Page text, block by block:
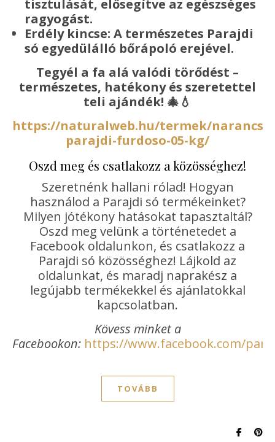
tisztulását, elősegítve az egészséges
ragyogást.
Erdély kincse: A természetes Parajdi
só egyedülálló bőrápoló erejével.
Tegyél a fa alá valódi törődést –
természetes, hatékony és szeretettel
teli ajándék! 🎄💧
https://naturalweb.hu/termek/
parajdi-furdoso-05-kg/
Oszd meg és csatlakozz a közösséghez!
Szeretnénk hallani rólad! Hogyan
használod a Parajdi só termékeinket?
Milyen jótékony hatásokat tapasztaltál?
Oszd meg velünk a történetedet a
Facebook oldalunkon, és csatlakozz a
Parajdi só közösséghez! Lájkold az
oldalunkat, és maradj naprakész a
legújabb termékekkel és ajánlatokkal
kapcsolatban.
Kövess minket a
Facebookon: https://www.facebook.com/
TOVÁBB